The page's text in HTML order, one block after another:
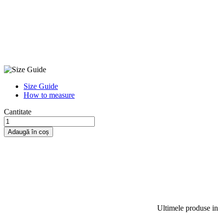
Size Guide
How to measure
Cantitate
Adaugă în coș
Ultimele produse in